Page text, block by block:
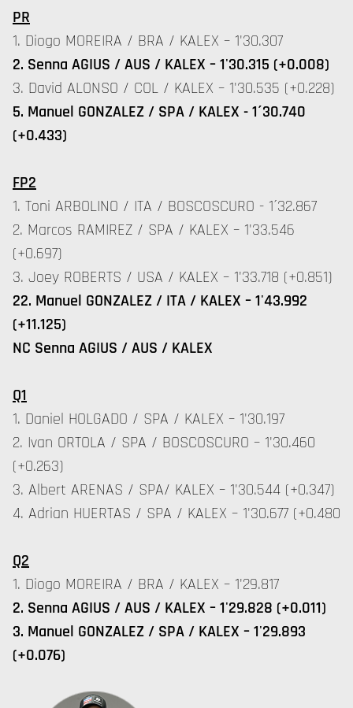
PR
1. Diogo MOREIRA / BRA / KALEX – 1'30.307
2. Senna AGIUS / AUS / KALEX – 1'30.315 (+0.008)
3. David ALONSO / COL / KALEX – 1'30.535 (+0.228)
5. Manuel GONZALEZ / SPA / KALEX - 1´30.740
(+0.433)
FP2
1. Toni ARBOLINO / ITA / BOSCOSCURO - 1´32.867
2. Marcos RAMIREZ / SPA / KALEX – 1'33.546
(+0.697)
3. Joey ROBERTS / USA / KALEX – 1'33.718 (+0.851)
22. Manuel GONZALEZ / ITA / KALEX – 1'43.992
(+11.125)
NC Senna AGIUS / AUS / KALEX
Q1
1. Daniel HOLGADO / SPA / KALEX – 1'30.197
2. Ivan ORTOLA / SPA / BOSCOSCURO – 1'30.460
(+0.263)
3. Albert ARENAS / SPA/ KALEX – 1'30.544 (+0.347)
4. Adrian HUERTAS / SPA / KALEX – 1'30.677 (+0.480
Q2
1. Diogo MOREIRA / BRA / KALEX – 1'29.817
2. Senna AGIUS / AUS / KALEX – 1'29.828 (+0.011)
3. Manuel GONZALEZ / SPA / KALEX – 1'29.893
(+0.076)